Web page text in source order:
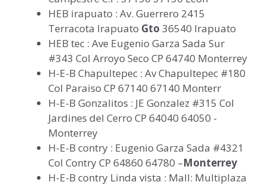
HEB irapuato : Av. Guerrero 2415
Terracota Irapuato Gto 36540 Irapuato
HEB tec : Ave Eugenio Garza Sada Sur
#343 Col Arroyo Seco CP 64740 Monterrey
H-E-B Chapultepec : Av Chapultepec #180
Col Paraiso CP 67140 67140 Monterr
H-E-B Gonzalitos : JE Gonzalez #315 Col
Jardines del Cerro CP 64040 64050 -
Monterrey
H-E-B contry : Eugenio Garza Sada #4321
Col Contry CP 64860 64780 –Monterrey
H-E-B contry Linda vista : Mall: Multiplaza